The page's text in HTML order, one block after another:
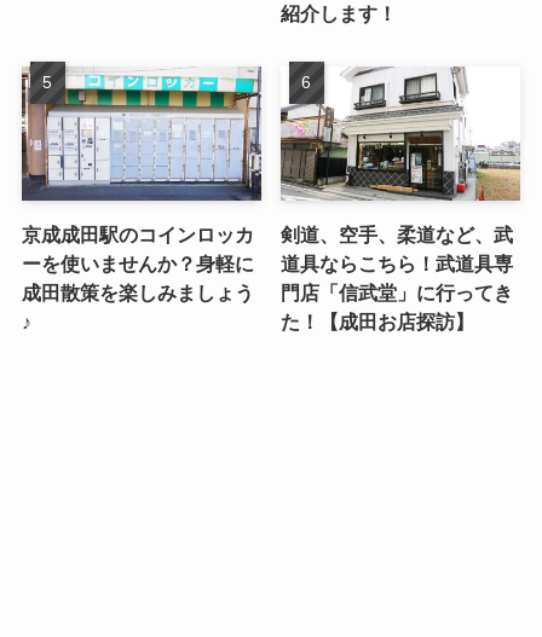
紹介します！
京成成田駅のコインロッカ
ーを使いませんか？身軽に
成田散策を楽しみましょう
♪
剣道、空手、柔道など、武
道具ならこちら！武道具専
門店「信武堂」に行ってき
た！【成田お店探訪】